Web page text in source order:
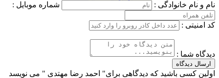
نام و نام خانوادگی :
شماره موبایل :
کد امنیتی :
دیدگاه شما :
ارسال دیدگاه
اولین کسی باشید که دیدگاهی برای" احمد رضا مهتدی " می نویسد